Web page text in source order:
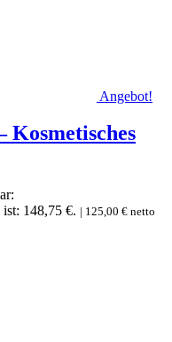
Angebot!
148,75 €. | 125,00 € netto